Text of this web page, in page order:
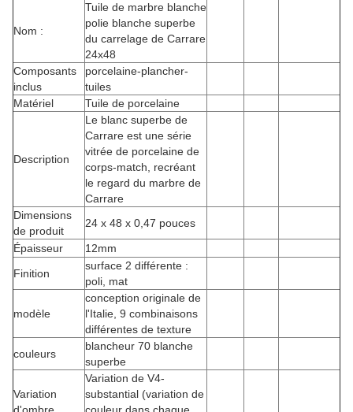
Nom :
Tuile de marbre blanche
polie blanche superbe
du carrelage de Carrare
24x48
Composants
inclus
porcelaine-plancher-
tuiles
Matériel
Tuile de porcelaine
Description
Le blanc superbe de
Carrare est une série
vitrée de porcelaine de
corps-match, recréant
le regard du marbre de
Carrare
Dimensions
de produit
24 x 48 x 0,47 pouces
Épaisseur
12mm
Finition
surface 2 différente :
poli, mat
modèle
conception originale de
l'Italie, 9 combinaisons
différentes de texture
couleurs
blancheur 70 blanche
superbe
Variation
Variation de V4-
substantial (variation de